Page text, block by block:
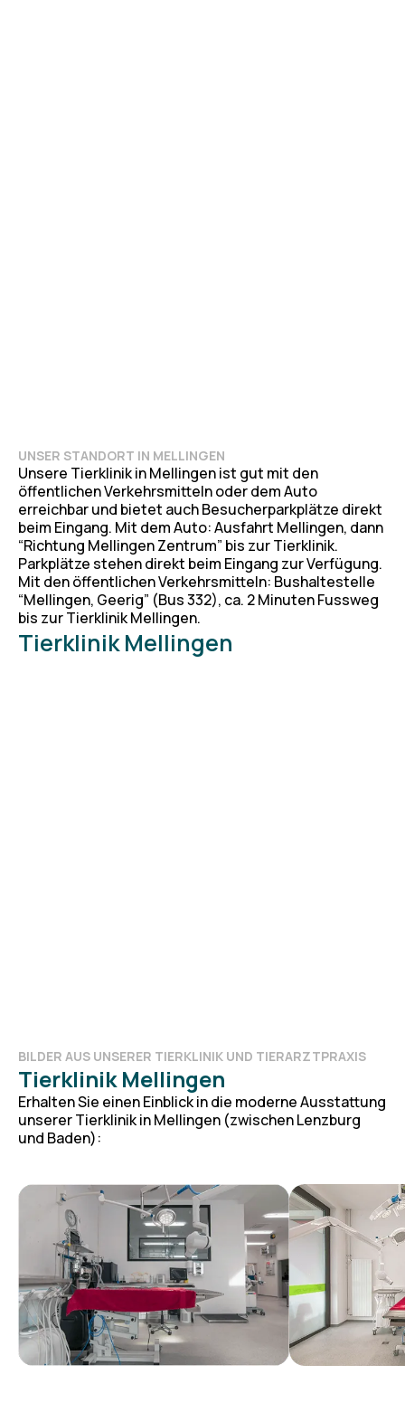
UNSER STANDORT IN MELLINGEN
Unsere Tierklinik in Mellingen ist gut mit den
öffentlichen Verkehrsmitteln oder dem Auto
erreichbar und bietet auch Besucherparkplätze direkt
beim Eingang. Mit dem Auto: Ausfahrt Mellingen, dann
“Richtung Mellingen Zentrum” bis zur Tierklinik.
Parkplätze stehen direkt beim Eingang zur Verfügung.
Mit den öffentlichen Verkehrsmitteln: Bushaltestelle
“Mellingen, Geerig” (Bus 332), ca. 2 Minuten Fussweg
bis zur Tierklinik Mellingen.
Tierklinik Mellingen
BILDER AUS UNSERER TIERKLINIK UND TIERARZTPRAXIS
Tierklinik Mellingen
Erhalten Sie einen Einblick in die moderne Ausstattung
unserer Tierklinik in Mellingen (zwischen Lenzburg
und Baden):